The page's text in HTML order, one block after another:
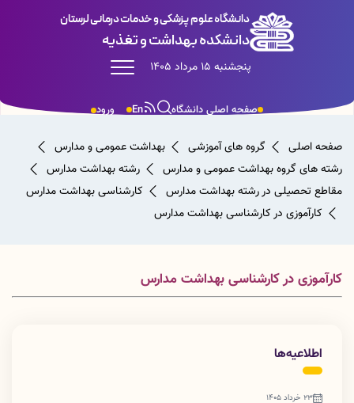
دانشگاه علوم پزشکی و خدمات درمانی لرستان
دانشکده بهداشت و تغذیه
پنجشنبه 15 مرداد 1405
ورود En صفحه اصلی دانشگاه
صفحه اصلی گروه های آموزشی
بهداشت عمومی و مدارس
رشته های گروه بهداشت عمومی و مدارس
رشته بهداشت مدارس
مقاطع تحصیلی در رشته بهداشت مدارس
کارشناسی بهداشت مدارس
کارآموزی در کارشناسی بهداشت مدارس
کارآموزی در کارشناسی بهداشت مدارس
اطلاعیه‌ها
23 خرداد 1405